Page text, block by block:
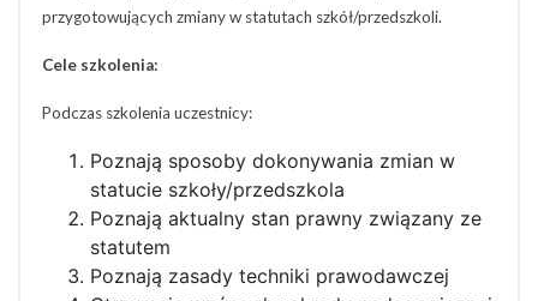
przygotowujących zmiany w statutach szkół/przedszkoli.
Cele szkolenia:
Podczas szkolenia uczestnicy:
Poznają sposoby dokonywania zmian w
statucie szkoły/przedszkola
Poznają aktualny stan prawny związany ze
statutem
Poznają zasady techniki prawodawczej